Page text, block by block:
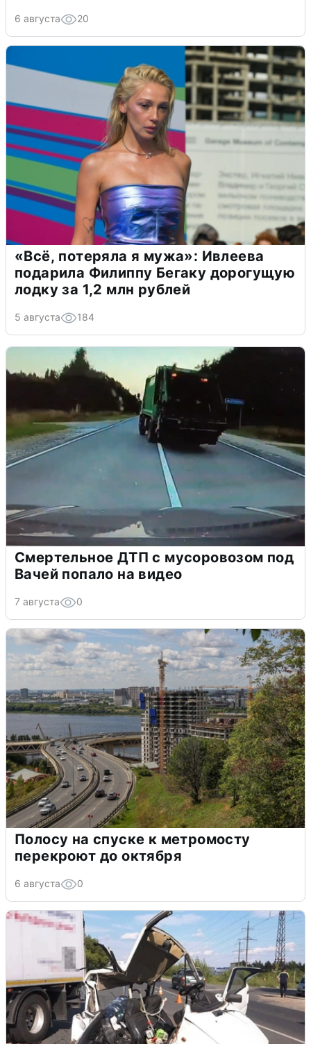
6 августа 20
«Всё, потеряла я мужа»: Ивлеева
подарила Филиппу Бегаку дорогущую
лодку за 1,2 млн рублей
5 августа 184
Смертельное ДТП с мусоровозом под
Вачей попало на видео
7 августа 0
Полосу на спуске к метромосту
перекроют до октября
6 августа 0